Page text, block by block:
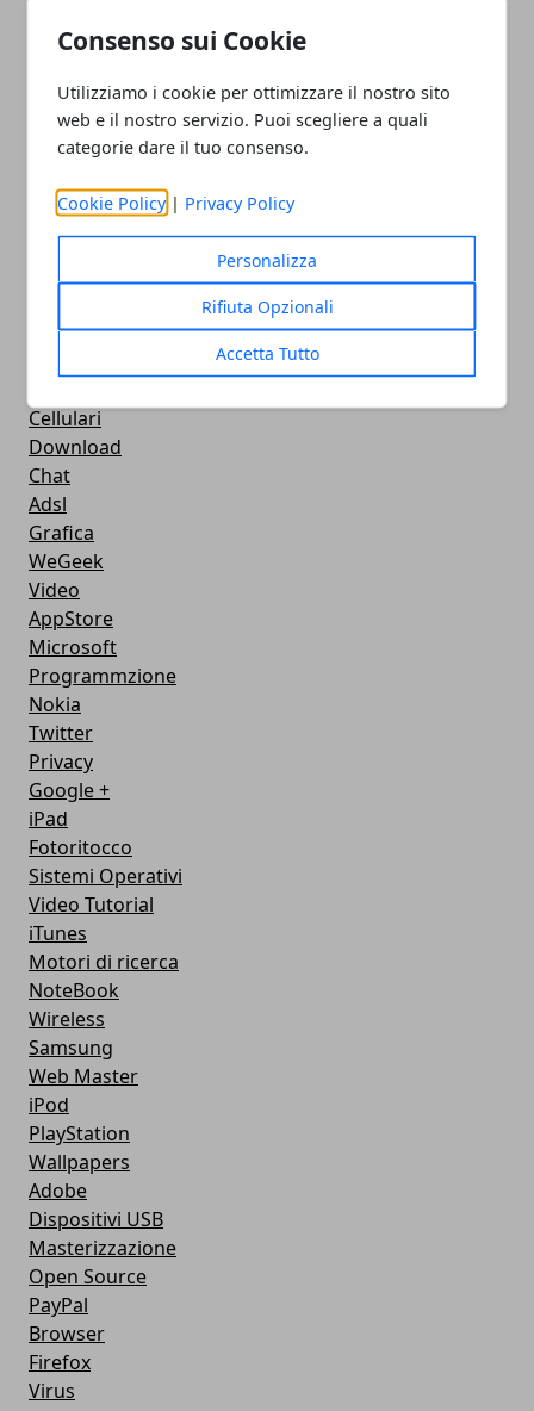
Consenso sui Cookie
Utilizziamo i cookie per ottimizzare il nostro sito
web e il nostro servizio. Puoi scegliere a quali
categorie dare il tuo consenso.
Cookie Policy | Privacy Policy
Personalizza
Rifiuta Opzionali
Accetta Tutto
CMS
iPhone
Apple
Videogames
Streaming
Android
Musica
MacBook
Google Maps
Cellulari
Download
Chat
Adsl
Grafica
WeGeek
Video
AppStore
Microsoft
Programmzione
Nokia
Twitter
Privacy
Google +
iPad
Fotoritocco
Sistemi Operativi
Video Tutorial
iTunes
Motori di ricerca
NoteBook
Wireless
Samsung
Web Master
iPod
PlayStation
Wallpapers
Adobe
Dispositivi USB
Masterizzazione
Open Source
PayPal
Browser
Firefox
Virus